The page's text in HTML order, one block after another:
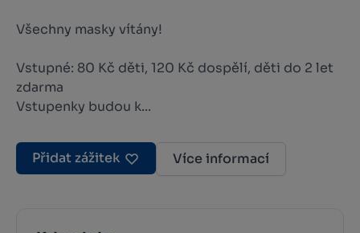
Všechny masky vítány!
Vstupné: 80 Kč děti, 120 Kč dospělí, děti do 2 let
zdarma
Vstupenky budou k...
Přidat zážitek Více informací